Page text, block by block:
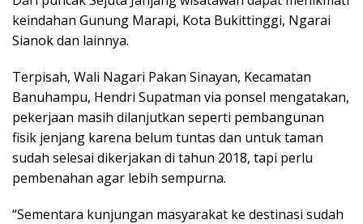
keindahan Gunung Marapi, Kota Bukittinggi, Ngarai
Sianok dan lainnya.
Terpisah, Wali Nagari Pakan Sinayan, Kecamatan
Banuhampu, Hendri Supatman via ponsel mengatakan,
pekerjaan masih dilanjutkan seperti pembangunan
fisik jenjang karena belum tuntas dan untuk taman
sudah selesai dikerjakan di tahun 2018, tapi perlu
pembenahan agar lebih sempurna.
“Sementara kunjungan masyarakat ke destinasi sudah